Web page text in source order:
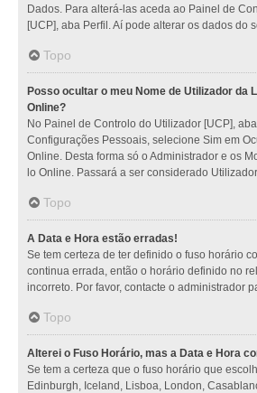
Dados. Para alterá-las aceda ao Painel de
[UCP], aba Perfil. Aí pode alterar os dados do
Topo
Posso ocultar o meu Nome de Utilizador da
Online?
No Painel de Controlo do Utilizador [UCP],
Configurações Pessoais, selecione Sim em
Online. Desta forma só o Administrador e os
lo Online. Passará a ser considerado
Topo
A Data e Hora estão erradas!
Se tem certeza de ter definido o fuso horário
continua errada, então o horário definido no
incorreto. Por favor, contacte o administrador
Topo
Alterei o Fuso Horário, mas a Data e Hora
Se tem a certeza que o fuso horário que
Edinburgh, Iceland, Lisboa, London,